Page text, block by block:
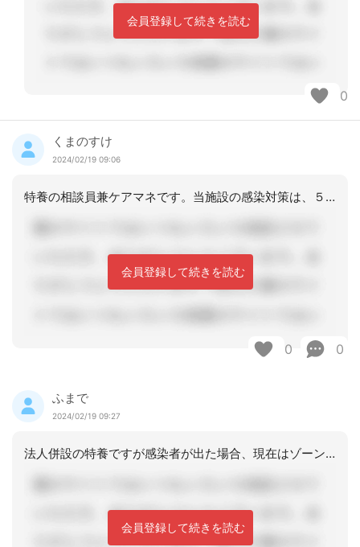
会員登録して続きを読む
0
くまのすけ
2024/02/19 09:06
特養の相談員兼ケアマネです。当施設の感染対策は、５類になっても変更はありません。
会員登録して続きを読む
0 0
ふまで
2024/02/19 09:27
法人併設の特養ですが感染者が出た場合、現在はゾーン別には区切りは付けておりません
会員登録して続きを読む